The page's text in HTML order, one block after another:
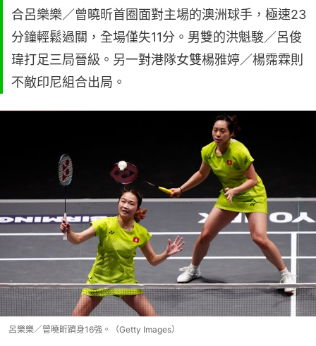
合呂樂樂／曾曉昕首圈面對主場的澳洲球手，極速23
分鐘輕鬆過關，全場僅失11分。男雙的洪魁駿／呂俊
瑋打足三局晉級。另一對港隊女雙楊雅婷／楊霈霖則
不敵印尼組合出局。
呂樂樂／曾曉昕躋身16強。（Getty Images）